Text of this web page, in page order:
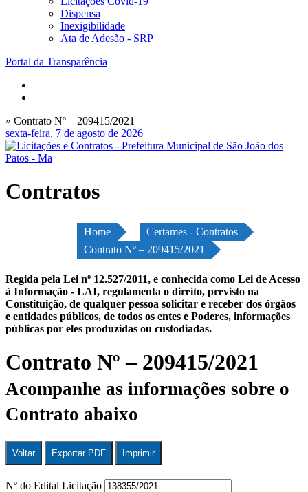
Dispensa
Inexigibilidade
Ata de Adesão - SRP
Portal da Transparência
» Contrato Nº – 209415/2021
sexta-feira, 7 de agosto de 2026
Contratos
Home
Certames - Contratos
Contrato Nº – 209415/2021
Regida pela Lei nº 12.527/2011, e conhecida como Lei de Acesso
à Informação - LAI, regulamenta o direito, previsto na
Constituição, de qualquer pessoa solicitar e receber dos órgãos
e entidades públicos, de todos os entes e Poderes, informações
públicas por eles produzidas ou custodiadas.
Contrato Nº – 209415/2021
Acompanhe as informações sobre o
Contrato abaixo
Voltar Exportar PDF Imprimir
Nº do Edital Licitação